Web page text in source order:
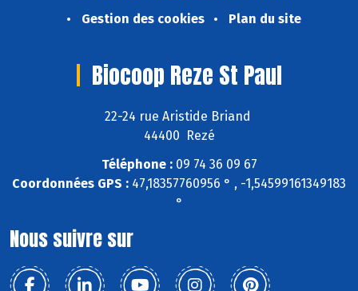
Gestion des cookies
Plan du site
Biocoop Reze St Paul
22-24 rue Aristide Briand
44400 Rezé
Téléphone :09 74 36 09 67
Coordonnées GPS : 47,18357760956 ° , -1,54599161349183
°
Nous suivre sur